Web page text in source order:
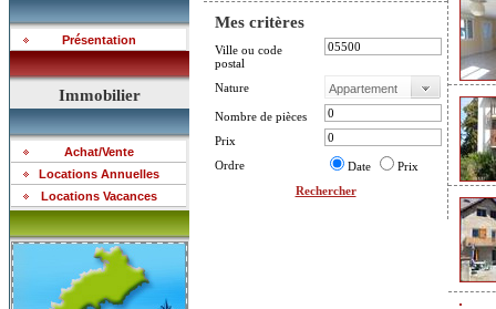
Présentation
Immobilier
Achat/Vente
Locations Annuelles
Locations Vacances
Mes critères
Ville ou code
postal
Nature
Nombre de pièces
Prix
Ordre
Date
Prix
Rechercher